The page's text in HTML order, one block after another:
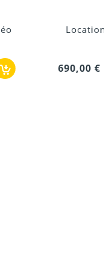
690,00 €